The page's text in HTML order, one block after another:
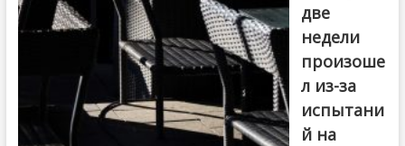
две
недели
произоше
л из-за
испытани
й на